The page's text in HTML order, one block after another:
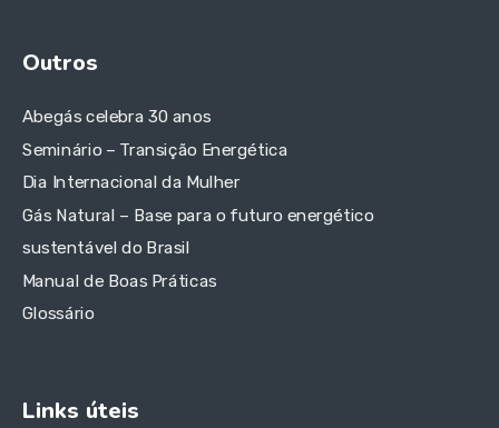
Outros
Abegás celebra 30 anos
Seminário – Transição Energética
Dia Internacional da Mulher
Gás Natural – Base para o futuro energético
sustentável do Brasil
Manual de Boas Práticas
Glossário
Links úteis